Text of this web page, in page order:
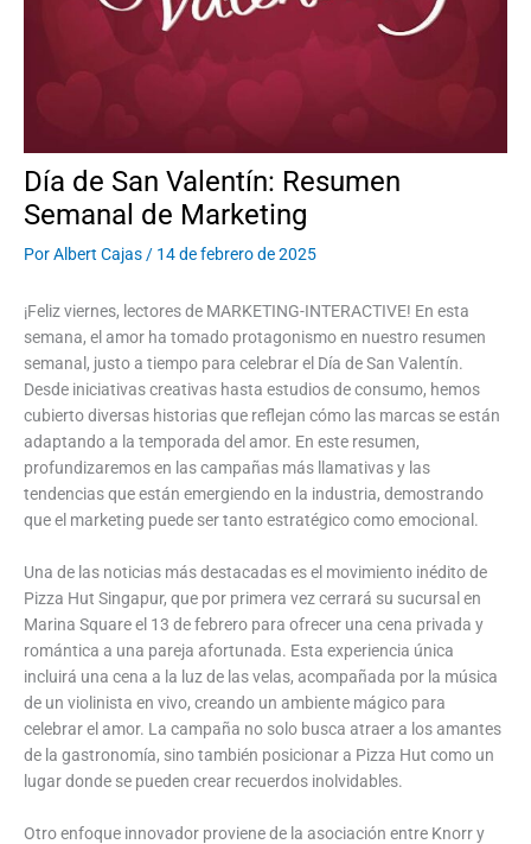
Día de San Valentín: Resumen
Semanal de Marketing
PorAlbert Cajas / 14 de febrero de 2025
¡Feliz viernes, lectores de MARKETING-INTERACTIVE! En esta
semana, el amor ha tomado protagonismo en nuestro resumen
semanal, justo a tiempo para celebrar el Día de San Valentín.
Desde iniciativas creativas hasta estudios de consumo, hemos
cubierto diversas historias que reflejan cómo las marcas se están
adaptando a la temporada del amor. En este resumen,
profundizaremos en las campañas más llamativas y las
tendencias que están emergiendo en la industria, demostrando
que el marketing puede ser tanto estratégico como emocional.
Una de las noticias más destacadas es el movimiento inédito de
Pizza Hut Singapur, que por primera vez cerrará su sucursal en
Marina Square el 13 de febrero para ofrecer una cena privada y
romántica a una pareja afortunada. Esta experiencia única
incluirá una cena a la luz de las velas, acompañada por la música
de un violinista en vivo, creando un ambiente mágico para
celebrar el amor. La campaña no solo busca atraer a los amantes
de la gastronomía, sino también posicionar a Pizza Hut como un
lugar donde se pueden crear recuerdos inolvidables.
Otro enfoque innovador proviene de la asociación entre Knorr y